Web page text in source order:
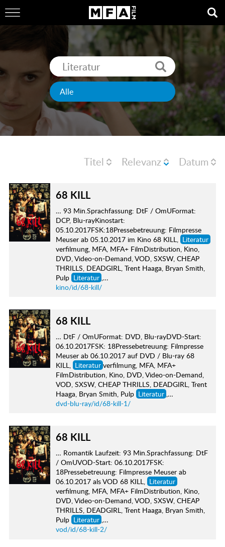
Titel Relevanz Datum
68 KILL
… 93 Min.Sprachfassung: DtF / OmUFormat:
DCP, Blu-rayKinostart:
05.10.2017FSK:18Pressebetreuung: Filmpresse
Meuser ab 05.10.2017 im Kino 68 KILL,
Literatur
verfilmung, MFA, MFA+ FilmDistribution, Kino,
DVD, Video-on-Demand, VOD, SXSW, CHEAP
THRILLS, DEADGIRL, Trent Haaga, Bryan Smith,
Pulp Literatur ,…
kino/id/68-kill/
68 KILL
… DtF / OmUFormat: DVD, Blu-rayDVD-Start:
06.10.2017FSK: 18Pressebetreuung: Filmpresse
Meuser ab 06.10.2017 auf DVD / Blu-ray 68
KILL, Literatur verfilmung, MFA, MFA+
FilmDistribution, Kino, DVD, Video-on-Demand,
VOD, SXSW, CHEAP THRILLS, DEADGIRL, Trent
Haaga, Bryan Smith, Pulp Literatur ,…
dvd-blu-ray/id/68-kill-1/
68 KILL
… Romantik Laufzeit: 93 Min.Sprachfassung: DtF
/ OmUVOD-Start: 06.10.2017FSK:
18Pressebetreuung: Filmpresse Meuser ab
06.10.2017 als VOD 68 KILL, Literatur
verfilmung, MFA, MFA+ FilmDistribution, Kino,
DVD, Video-on-Demand, VOD, SXSW, CHEAP
THRILLS, DEADGIRL, Trent Haaga, Bryan Smith,
Pulp Literatur ,…
vod/id/68-kill-2/